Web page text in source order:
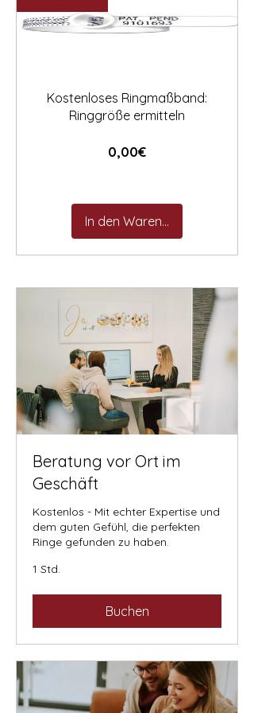
Kostenloses Ringmaßband:
Ringgröße ermitteln
0,00€Preis
In den Warenkorb
Beratung vor Ort im
Geschäft
Kostenlos - Mit echter Expertise und
dem guten Gefühl, die perfekten
Ringe gefunden zu haben.
1 Std.
Buchen